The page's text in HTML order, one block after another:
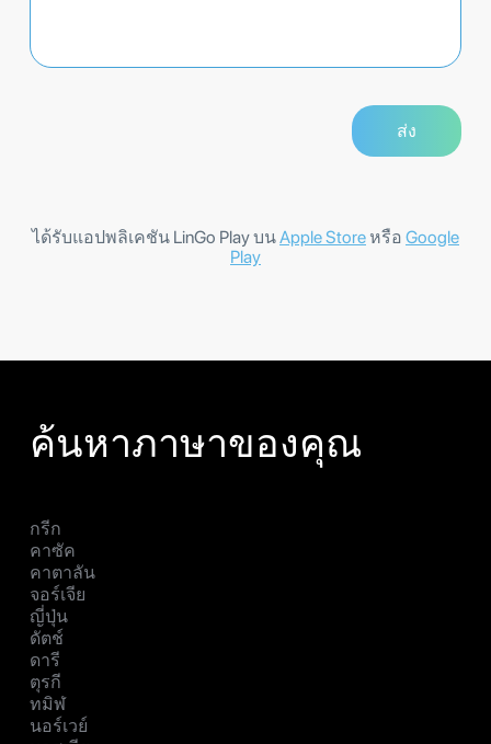
ได้รับแอปพลิเคชัน LinGo Play บนApple Store หรือ Google
Play
ค้นหาภาษาของคุณ
กรีก
คาซัค
คาตาลัน
จอร์เจีย
ญี่ปุ่น
ดัตช์
ดารี
ตุรกี
ทมิฬ
นอร์เวย์